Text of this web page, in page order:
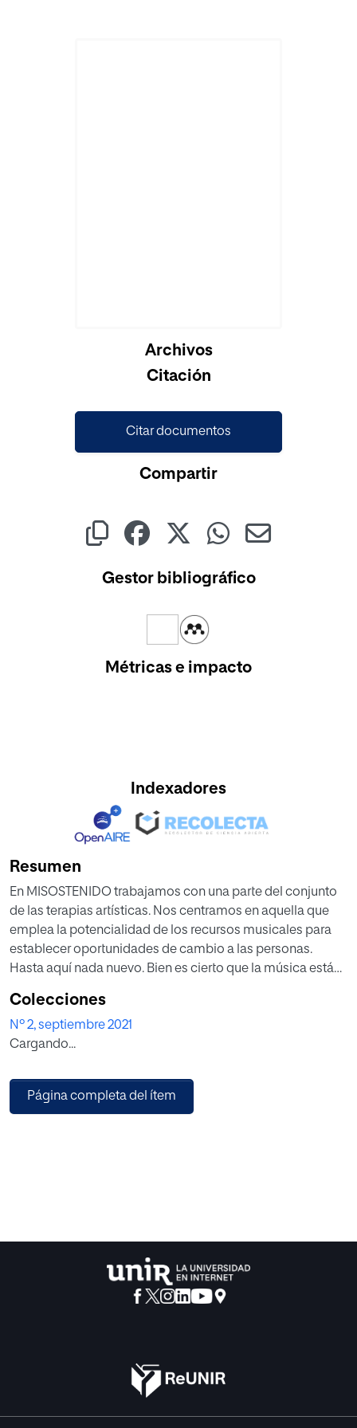
Cargando...Archivos
Citación
Citar documentos
Compartir
Gestor bibliográfico
Métricas e impacto
Indexadores
Resumen
En MISOSTENIDO trabajamos con una parte del conjunto
de las terapias artísticas. Nos centramos en aquella que
emplea la potencialidad de los recursos musicales para
establecer oportunidades de cambio a las personas.
Hasta aquí nada nuevo. Bien es cierto que la música está
arteterapia; que en la expresión plástica se emplean en
musicoterapia y que además se necesita de la expresión
del cuerpo, lo mismo podríamos argüir del resto de
difusas. No hay creación musical sin cuerpo, no hay danza
sin patrón rítmico, no hay expresión sin narrativa, no hay
Colecciones
Nº 2, septiembre 2021
Cargando...
Página completa del ítem